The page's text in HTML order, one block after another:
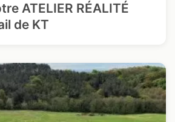
ATELIER RÉALITÉ
de KT